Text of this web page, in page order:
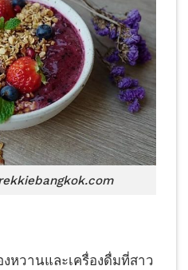
หวานและเครื่องดื่มที่สาว